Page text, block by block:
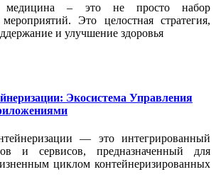
медицина – это не просто набор
Это целостная стратегия,
и улучшение здоровья
Экосистема Управления
— это интегрированный
и сервисов, предназначенный для
циклом контейнеризированных